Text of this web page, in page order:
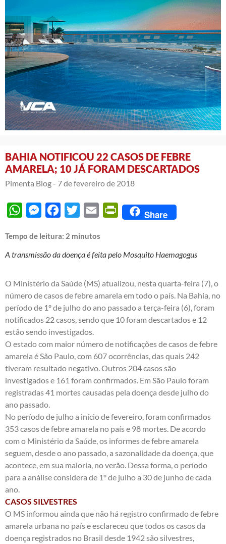
BAHIA NOTIFICOU 22 CASOS DE FEBRE
AMARELA; 10 JÁ FORAM DESCARTADOS
Pimenta Blog - 7 de fevereiro de 2018
WhatsAppMessengerFacebook
Twitter Email PrintFriendly
Share
Tempo de leitura: 2 minutos
A transmissão da doença é feita pelo Mosquito Haemagogus
O Ministério da Saúde (MS) atualizou, nesta quarta-feira (7), o
número de casos de febre amarela em todo o país. Na Bahia, no
período de 1º de julho do ano passado a terça-feira (6), foram
notificados 22 casos, sendo que 10 foram descartados e 12
estão sendo investigados.
O estado com maior número de notificações de casos de febre
amarela é São Paulo, com 607 ocorrências, das quais 242
tiveram resultado negativo. Outros 204 casos são
investigados e 161 foram confirmados. Em São Paulo foram
registradas 41 mortes causadas pela doença desde julho do
ano passado.
No período de julho a início de fevereiro, foram confirmados
353 casos de febre amarela no país e 98 mortes. De acordo
com o Ministério da Saúde, os informes de febre amarela
seguem, desde o ano passado, a sazonalidade da doença, que
acontece, em sua maioria, no verão. Dessa forma, o período
para a análise considera de 1º de julho a 30 de junho de cada
ano.
CASOS SILVESTRES
O MS informou ainda que não há registro confirmado de febre
amarela urbana no país e esclareceu que todos os casos da
doença registrados no Brasil desde 1942 são silvestres,